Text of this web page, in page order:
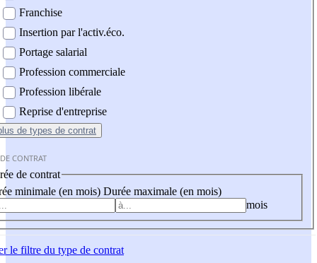
Franchise
Insertion par l'activ.éco.
Portage salarial
Profession commerciale
Profession libérale
Reprise d'entreprise
de types de contrat
CONTRAT
de contrat
minimale (en mois) Durée maximale (en mois)
mois
le filtre du type de contrat